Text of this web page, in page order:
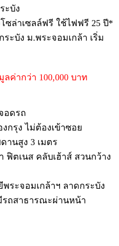
ะบัง
ล่าเซลล์ฟรี ใช้ไฟฟรี 25 ปี*
ะบัง ม.พระจอมเกล้า เริ่ม
ค่ากว่า 100,000 บาท
อดรถ
กรุง ไม่ต้องเข้าซอย
ดานสูง 3 เมตร
ฟิตเนส คลับเฮ้าส์ สวนกว้าง
ระจอมเกล้าฯ ลาดกระบัง
ถสาธารณะผ่านหน้า